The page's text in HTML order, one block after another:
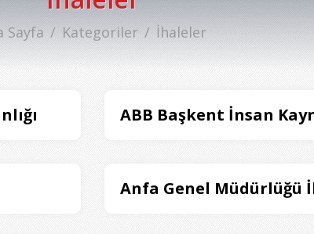
Sayfa Kategoriler İhaleler
ABB Başkent İnsan
Anfa Genel Müdürlüğü